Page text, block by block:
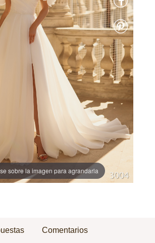
sobre la imagen para agrandarla
Comentarios